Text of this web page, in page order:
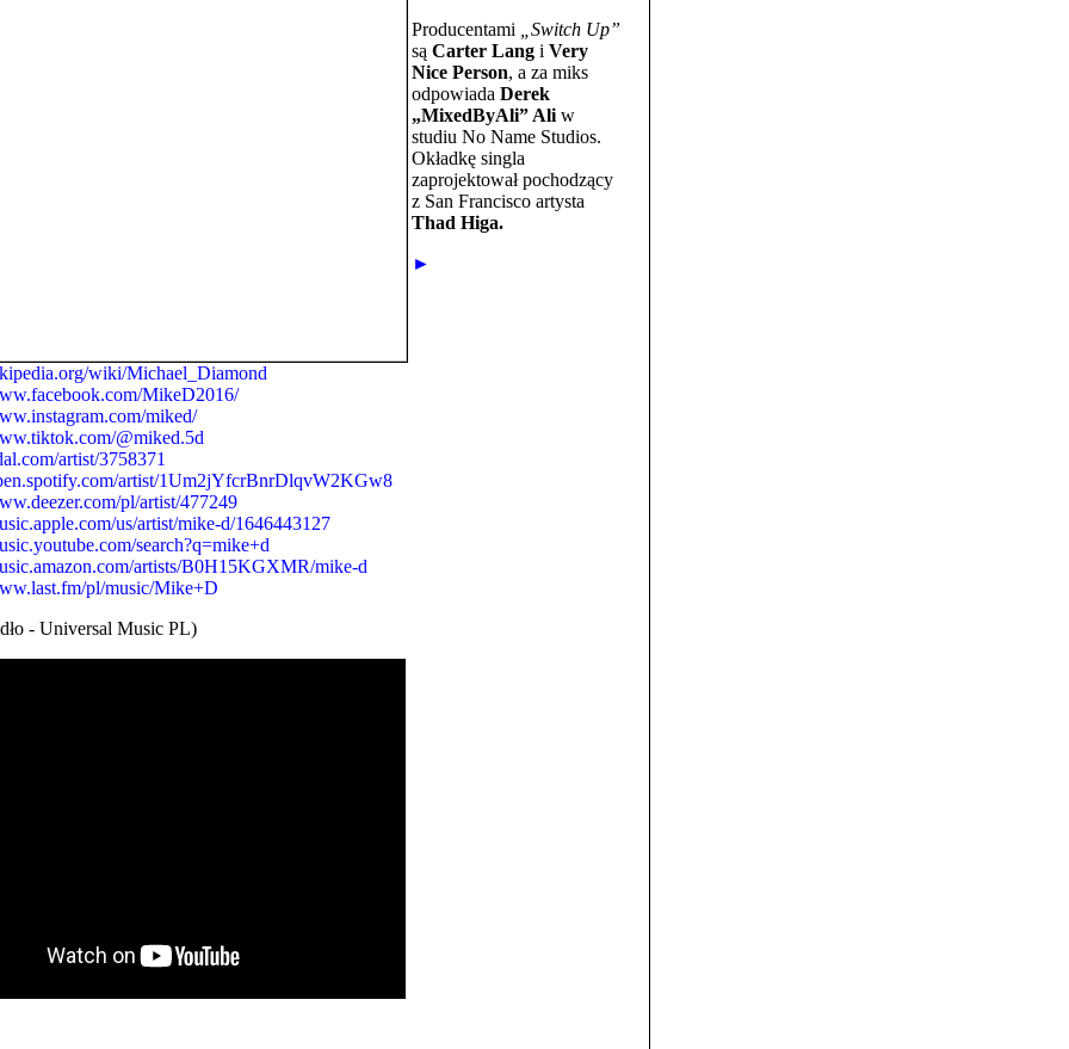
Producentami
„Switch Up”
są Carter Lang i Very
Nice Person, a za miks
odpowiada Derek
„MixedByAli” Ali w
studiu No Name Studios.
Okładkę singla
zaprojektował pochodzący
z San Francisco artysta
Thad Higa.
►
wiki/Michael_Diamond
MikeD2016/
miked/
@miked.5d
artist/3758371
artist/1Um2jYfcrBnrDlqvW2KGw8
pl/artist/477249
us/artist/mike-d/1646443127
search?q=mike+d
artists/B0H15KGXMR/mike-d
pl/music/Mike+D
- Universal Music PL)